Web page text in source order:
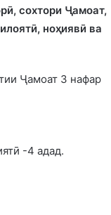
ӣ, сохтори Ҷамоат,
ӣ, ноҳиявӣ ва
Ҷамоат 3 нафар
-4 адад.